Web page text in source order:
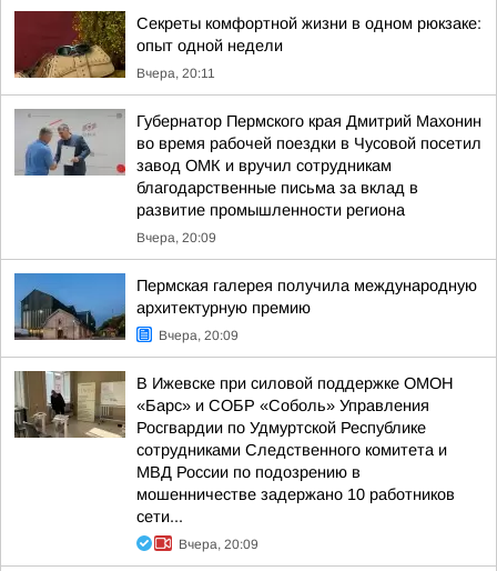
Секреты комфортной жизни в одном рюкзаке:
опыт одной недели
Вчера, 20:11
Губернатор Пермского края Дмитрий Махонин
во время рабочей поездки в Чусовой посетил
завод ОМК и вручил сотрудникам
благодарственные письма за вклад в
развитие промышленности региона
Вчера, 20:09
Пермская галерея получила международную
архитектурную премию
Вчера, 20:09
В Ижевске при силовой поддержке ОМОН
«Барс» и СОБР «Соболь» Управления
Росгвардии по Удмуртской Республике
сотрудниками Следственного комитета и
МВД России по подозрению в
мошенничестве задержано 10 работников
сети...
Вчера, 20:09